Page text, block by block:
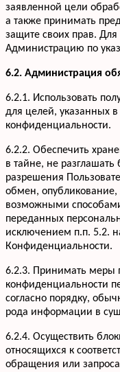
заявленной цели
а также принимать
защите своих прав. Для
Администрацию по
6.2. Администрация
6.2.1. Использовать
для целей, указанных
конфиденциальности.
6.2.2. Обеспечить
в тайне, не
разрешения
обмен,
возможными
переданных
исключением п.п. 5.2.
Конфиденциальности.
6.2.3. Принимать меры
конфиденциальности
согласно порядку,
рода информации в
6.2.4. Осуществить
относящихся к
обращения или